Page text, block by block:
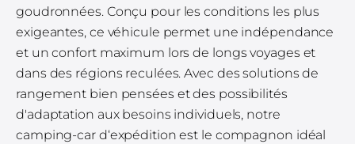
goudronnées. Conçu pour les conditions les plus
exigeantes, ce véhicule permet une indépendance
et un confort maximum lors de longs voyages et
dans des régions reculées. Avec des solutions de
rangement bien pensées et des possibilités
d'adaptation aux besoins individuels, notre
camping-car d‘expédition est le compagnon idéal